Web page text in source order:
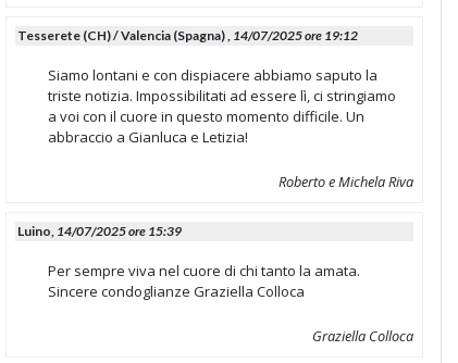
Tesserete (CH) / Valencia (Spagna) , 14/07/2025 ore 19:12
Siamo lontani e con dispiacere abbiamo saputo la
triste notizia. Impossibilitati ad essere lì, ci stringiamo
a voi con il cuore in questo momento difficile. Un
abbraccio a Gianluca e Letizia!
Roberto e Michela Riva
Luino, 14/07/2025 ore 15:39
Per sempre viva nel cuore di chi tanto la amata.
Sincere condoglianze Graziella Colloca
Graziella Colloca